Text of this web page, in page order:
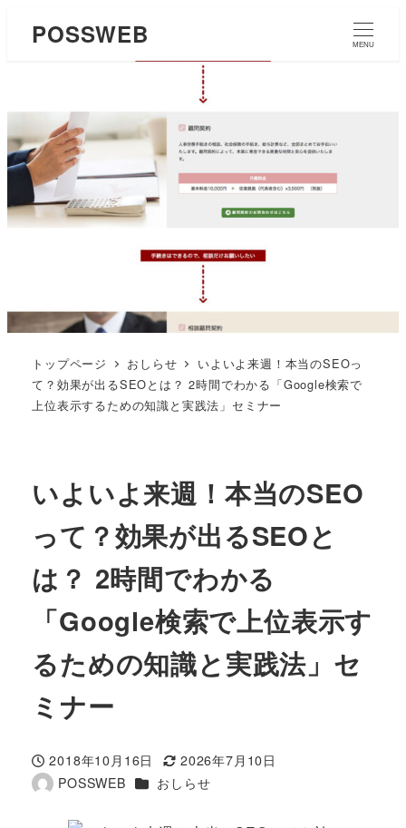
POSSWEB MENU
トップページ おしらせ
いよいよ来週！本当のSEOっ
て？効果が出るSEOとは？ 2時間でわかる「Google検索で
上位表示するための知識と実践法」セミナー
いよいよ来週！本当のSEO
って？効果が出るSEOと
は？ 2時間でわかる
「Google検索で上位表示す
るための知識と実践法」セ
ミナー
投稿日
2018年10月16日
更新日
2026年7月10日
著
POSSWEB カテゴリー
おしらせ